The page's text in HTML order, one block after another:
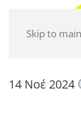
Skip to
14 Νοέ 2024